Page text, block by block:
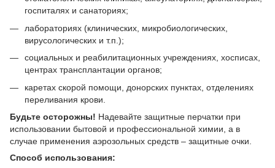
госпиталях и санаториях;
лабораториях (клинических, микробиологических,
вирусологических и т.п.);
социальных и реабилитационных учреждениях, хосписах,
центрах трансплантации органов;
каретах скорой помощи, донорских пунктах, отделениях
переливания крови.
Будьте осторожны! Надевайте защитные перчатки при
использовании бытовой и профессиональной химии, а в
случае применения аэрозольных средств – защитные очки.
Способ использования: